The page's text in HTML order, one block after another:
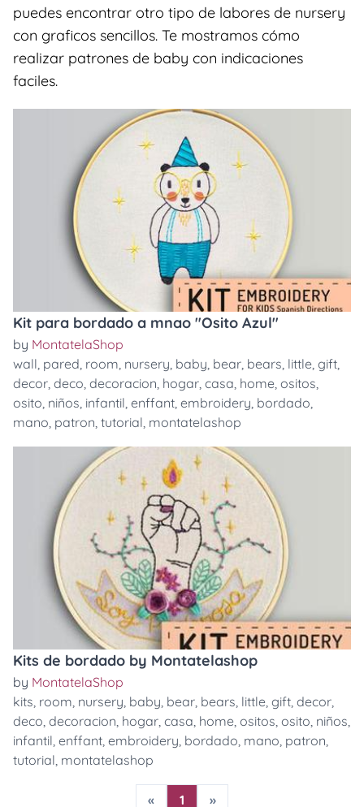
puedes encontrar otro tipo de labores de nursery
con graficos sencillos. Te mostramos cómo
realizar patrones de baby con indicaciones
faciles.
Kit para bordado a mnao "Osito Azul"
by MontatelaShop
wall, pared, room, nursery, baby, bear, bears, little, gift,
decor, deco, decoracion, hogar, casa, home, ositos,
osito, niños, infantil, enffant, embroidery, bordado,
mano, patron, tutorial, montatelashop
Kits de bordado by Montatelashop
by MontatelaShop
kits, room, nursery, baby, bear, bears, little, gift, decor,
deco, decoracion, hogar, casa, home, ositos, osito, niños,
infantil, enffant, embroidery, bordado, mano, patron,
tutorial, montatelashop
« 1 »